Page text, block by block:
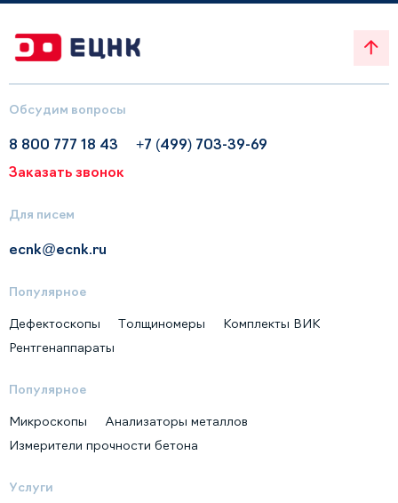
Обсудим вопросы
8 800 777 18 43
+7 (499) 703-39-69
Заказать звонок
Для писем
ecnk@ecnk.ru
Популярное
Дефектоскопы Толщиномеры
Комплекты ВИК
Рентгенаппараты
Популярное
Микроскопы
Анализаторы металлов
Измерители прочности бетона
Услуги